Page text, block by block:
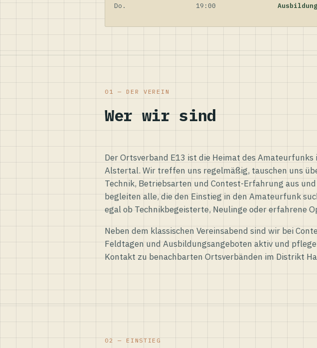
Do. 19:00
01 — DER VEREIN
Wer wir sind
Der Ortsverband E13 ist die Heimat des Amateurfunks
Alstertal. Wir treffen uns regelmäßig, tauschen uns
Technik, Betriebsarten und Contest-Erfahrung aus und
begleiten alle, die den Einstieg in den Amateurfunk
egal ob Technikbegeisterte, Neulinge oder erfahrene
Neben dem klassischen Vereinsabend sind wir bei
Feldtagen und Ausbildungsangeboten aktiv und
Kontakt zu benachbarten Ortsverbänden im Distrikt
02 — EINSTIEG